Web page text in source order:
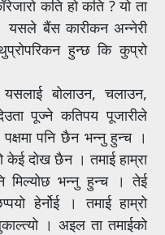
कति हो कति ? यो ता
। यसले बैंस कारीकन अन्नेरी
हुन्छ कि कुप्रो
बोलाउन, चलाउन,
पूज्ने कतिपय पूजारीले
पनि छैन भन्नु हुन्च ।
दोख छैन । तमाई हाम्रा
मिल्योछ भन्नु हुन्च । तेई
हेर्नोई । तमाई हाम्रो
। अइल ता तमाईको